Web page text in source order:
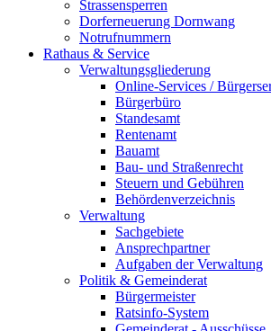
Strassensperren
Dorferneuerung Dornwang
Notrufnummern
Rathaus & Service
Verwaltungsgliederung
Online-Services /
Bürgerbüro
Standesamt
Rentenamt
Bauamt
Bau- und Straßenrecht
Steuern und Gebühren
Behördenverzeichnis
Verwaltung
Sachgebiete
Ansprechpartner
Aufgaben der Verwaltung
Politik & Gemeinderat
Bürgermeister
Ratsinfo-System